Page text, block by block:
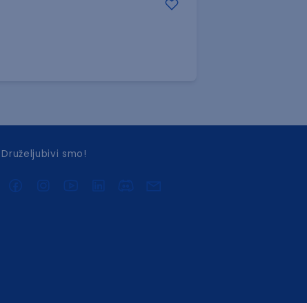
Druželjubivi smo!